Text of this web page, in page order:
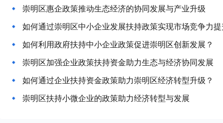
崇明区惠企政策推动生态经济的协同发展与产业升级
如何通过崇明区中小企业发展扶持政策实现市场竞争力
如何利用政府扶持中小企业政策促进崇明区创新发展？
崇明区加强企业政策扶持资金助力生态与经济协同发展
如何通过企业扶持资金政策助力崇明区经济转型升级？
崇明区扶持小微企业的政策助力经济转型与发展